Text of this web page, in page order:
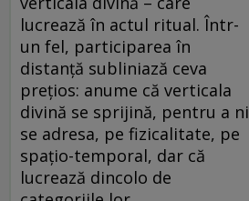
lucrează în actul ritual. Într-
un fel, participarea în
distanţă subliniază ceva
preţios: anume că verticala
divină se sprijină, pentru a ni
se adresa, pe fizicalitate, pe
spaţio-temporal, dar că
lucrează dincolo de